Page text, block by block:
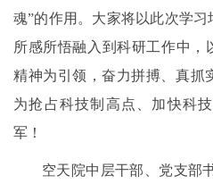
魂”的作用。大家将以此次学
所感所悟融入到科研工作中，
精神为引领，奋力拼搏、真抓
为抢占科技制高点、加快科
军！
空天院中层干部、党支部